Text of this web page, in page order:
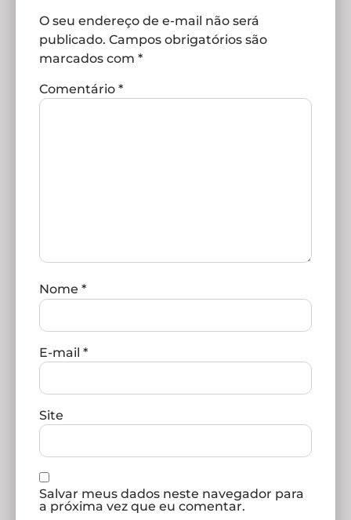
O seu endereço de e-mail não será
publicado. Campos obrigatórios são
marcados com *
Comentário *
Nome *
E-mail *
Site
Salvar meus dados neste navegador para
a próxima vez que eu comentar.